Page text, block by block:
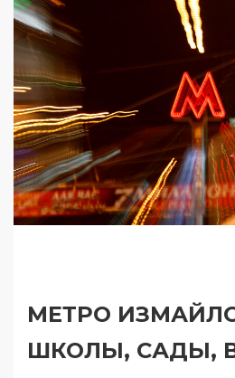
МЕТРО
ШКОЛЫ, САДЫ,